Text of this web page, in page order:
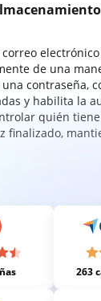
de una
contraseña,
y habilita la
quién tiene
finalizado,
263